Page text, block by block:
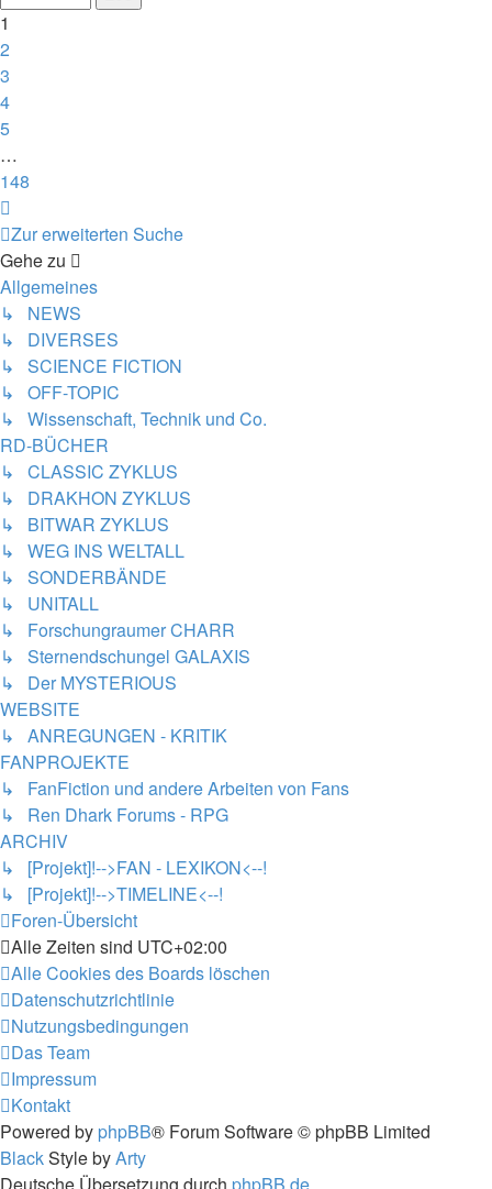
148
1
2
3
4
5
…
148
Zur erweiterten Suche
Gehe zu
Allgemeines
↳ NEWS
↳ DIVERSES
↳ SCIENCE FICTION
↳ OFF-TOPIC
↳ Wissenschaft, Technik und Co.
RD-BÜCHER
↳ CLASSIC ZYKLUS
↳ DRAKHON ZYKLUS
↳ BITWAR ZYKLUS
↳ WEG INS WELTALL
↳ SONDERBÄNDE
↳ UNITALL
↳ Forschungraumer CHARR
↳ Sternendschungel GALAXIS
↳ Der MYSTERIOUS
WEBSITE
↳ ANREGUNGEN - KRITIK
FANPROJEKTE
↳ FanFiction und andere Arbeiten von Fans
↳ Ren Dhark Forums - RPG
ARCHIV
↳ [Projekt]!-->FAN - LEXIKON<--!
↳ [Projekt]!-->TIMELINE<--!
Foren-Übersicht
Alle Zeiten sind UTC+02:00
Alle Cookies des Boards löschen
Datenschutzrichtlinie
Nutzungsbedingungen
Das Team
Impressum
Kontakt
Powered by phpBB® Forum Software © phpBB Limited
BlackStyle byArty
Deutsche Übersetzung durch phpBB.de